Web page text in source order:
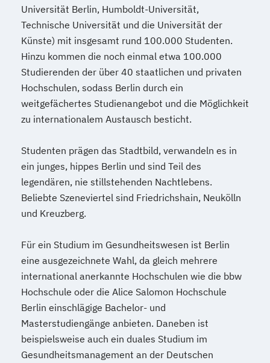
Universität Berlin, Humboldt-Universität,
Technische Universität und die Universität der
Künste) mit insgesamt rund 100.000 Studenten.
Hinzu kommen die noch einmal etwa 100.000
Studierenden der über 40 staatlichen und privaten
Hochschulen, sodass Berlin durch ein
weitgefächertes Studienangebot und die Möglichkeit
zu internationalem Austausch besticht.
Studenten prägen das Stadtbild, verwandeln es in
ein junges, hippes Berlin und sind Teil des
legendären, nie stillstehenden Nachtlebens.
Beliebte Szeneviertel sind Friedrichshain, Neukölln
und Kreuzberg.
Für ein Studium im Gesundheitswesen ist Berlin
eine ausgezeichnete Wahl, da gleich mehrere
international anerkannte Hochschulen wie die bbw
Hochschule oder die Alice Salomon Hochschule
Berlin einschlägige Bachelor- und
Masterstudiengänge anbieten. Daneben ist
beispielsweise auch ein duales Studium im
Gesundheitsmanagement an der Deutschen